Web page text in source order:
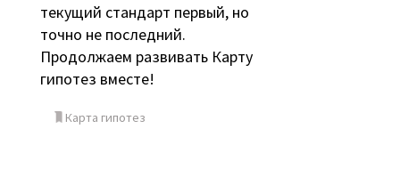
текущий стандарт первый, но
точно не последний.
Продолжаем развивать Карту
гипотез вместе!
Карта гипотез